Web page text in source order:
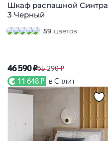
Шкаф распашной Синтра
3 Черный
59 цветов
46 590 ₽65 290 ₽
11 648 ₽ в Сплит